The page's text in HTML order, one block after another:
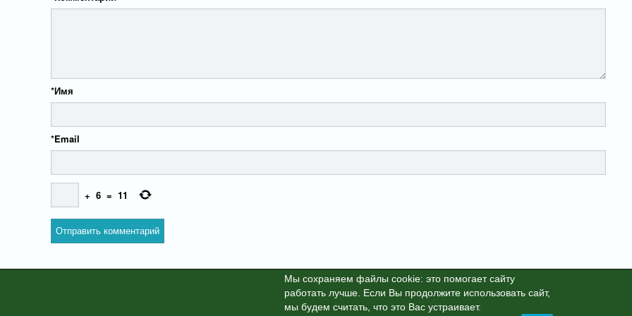
Мы cохраняем файлы cookie: это помогает сайту
работать лучше. Если Вы продолжите использовать сайт,
мы будем считать, что это Вас устраивает.
Имя
*
Email
*
+ 6 = 11
© info-dimurra.ru 2025г. This site is protected by reCAPTCHA and the Google